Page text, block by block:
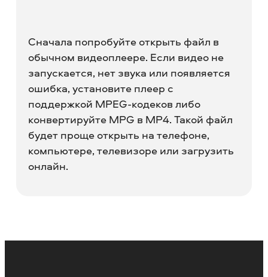
Сначала попробуйте открыть файл в
обычном видеоплеере. Если видео не
запускается, нет звука или появляется
ошибка, установите плеер с
поддержкой MPEG-кодеков либо
конвертируйте MPG в MP4. Такой файл
будет проще открыть на телефоне,
компьютере, телевизоре или загрузить
онлайн.